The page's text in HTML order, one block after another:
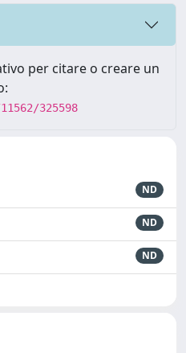
per citare o creare un
325598
ND
ND
ND